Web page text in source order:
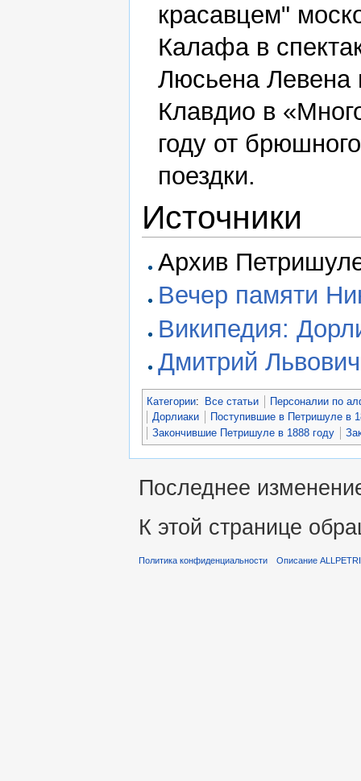
красавцем"
Калафа в
Люсьена Левена
Клавдио в
году от
поездки.
Источники
Архив
Вечер памяти
Википедия:
Дмитрий
Категории: Все статьи
Персоналии по
Дорлиаки
Поступившие в Петришуле в
Закончившие Петришуле в 1888 году
Последнее
К этой странице
Политика конфиденциальности Описание